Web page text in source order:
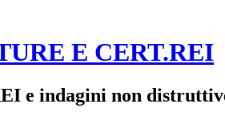
E CERT.REI
e indagini non